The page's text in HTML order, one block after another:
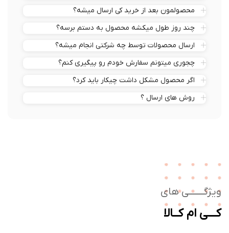
محصولمون بعد از خرید کی ارسال میشه؟
چند روز طول میکشه محصول به دستم برسه؟
ارسال محصولات توسط چه شرکتی انجام میشه؟
چجوری میتونم سفارش خودم رو پیگیری کنم؟
اگر محصول مشکل داشت چیکار باید کرد؟
روش های ارسال ؟
های
ام کــالا